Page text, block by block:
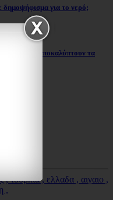
δημοψήφισμα για το νερό;
που αποκαλύπτουν τα